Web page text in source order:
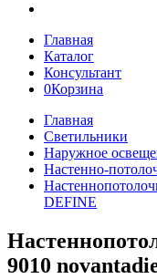
Главная
Каталог
Консультант
0Корзина
Главная
Светильники
Наружное
Настенно-
DEFINE
9010